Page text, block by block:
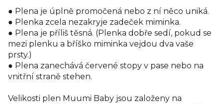
● Plena je úplně promočená nebo z ní něco uniká.
● Plenka zcela nezakryje zadeček miminka.
● Plena je příliš těsná. (Plenka dobře sedí, pokud se
mezi plenku a bříško miminka vejdou dva vaše
prsty.)
● Plena zanechává červené stopy v pase nebo na
vnitřní straně stehen.
Velikosti plen Muumi Baby jsou založeny na